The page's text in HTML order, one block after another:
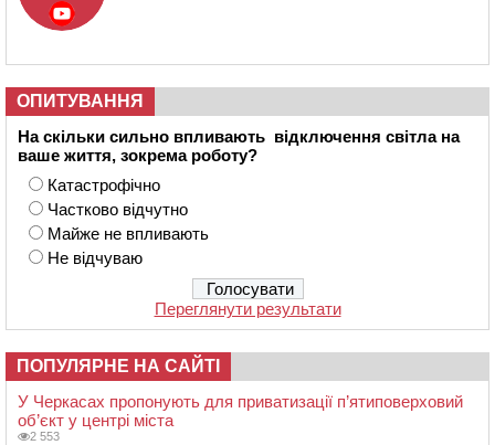
ОПИТУВАННЯ
На скільки сильно впливають відключення світла на
ваше життя, зокрема роботу?
Катастрофічно
Частково відчутно
Майже не впливають
Не відчуваю
Переглянути результати
ПОПУЛЯРНЕ НА САЙТІ
У Черкасах пропонують для приватизації п’ятиповерховий
об’єкт у центрі міста
2 553